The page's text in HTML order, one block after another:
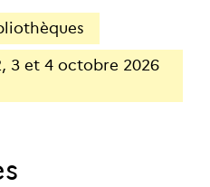
3 et 4 octobre 2026